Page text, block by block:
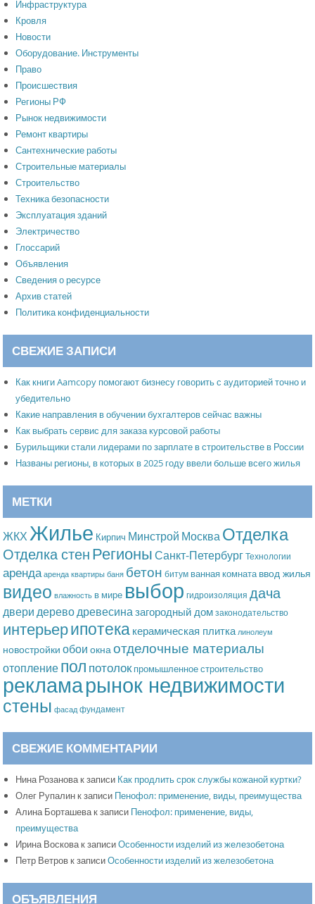
Инфраструктура
Кровля
Новости
Оборудование. Инструменты
Право
Происшествия
Регионы РФ
Рынок недвижимости
Ремонт квартиры
Сантехнические работы
Строительные материалы
Строительство
Техника безопасности
Эксплуатация зданий
Электричество
Глоссарий
Объявления
Сведения о ресурсе
Архив статей
Политика конфиденциальности
СВЕЖИЕ ЗАПИСИ
Как книги Aamcopy помогают бизнесу говорить с аудиторией точно и
убедительно
Какие направления в обучении бухгалтеров сейчас важны
Как выбрать сервис для заказа курсовой работы
Бурильщики стали лидерами по зарплате в строительстве в России
Названы регионы, в которых в 2025 году ввели больше всего жилья
МЕТКИ
ЖКХ Жилье Кирпич Минстрой МоскваОтделка
Отделка стенРегионы Санкт-Петербург Технологии
аренда аренда квартиры баня бетон битум ванная комната ввод жилья
видео влажность в мире выбор гидроизоляция дача
двери дереводревесиназагородный дом законодательство
интерьерипотека керамическая плитка линолеум
новостройки обои окнаотделочные материалы
отоплениепол потолок промышленное строительство
рекламарынок недвижимости
стены фасад фундамент
СВЕЖИЕ КОММЕНТАРИИ
Нина Розановак записи Как продлить срок службы кожаной куртки?
Олег Рупалин к записи Пенофол: применение, виды, преимущества
Алина Борташевак записи Пенофол: применение, виды,
преимущества
Ирина Восковак записиОсобенности изделий из железобетона
Петр Ветров к записиОсобенности изделий из железобетона
ОБЪЯВЛЕНИЯ